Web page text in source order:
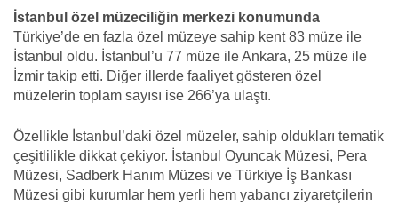
İstanbul özel müzeciliğin merkezi konumunda
Türkiye’de en fazla özel müzeye sahip kent 83 müze ile
İstanbul oldu. İstanbul’u 77 müze ile Ankara, 25 müze ile
İzmir takip etti. Diğer illerde faaliyet gösteren özel
müzelerin toplam sayısı ise 266’ya ulaştı.
Özellikle İstanbul’daki özel müzeler, sahip oldukları tematik
çeşitlilikle dikkat çekiyor. İstanbul Oyuncak Müzesi, Pera
Müzesi, Sadberk Hanım Müzesi ve Türkiye İş Bankası
Müzesi gibi kurumlar hem yerli hem yabancı ziyaretçilerin